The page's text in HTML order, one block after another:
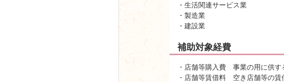
・生活関連サービス業
・製造業
・建設業
補助対象経費
・店舗等購入費 事業の用に供す
・店舗等賃借料 空き店舗等の賃